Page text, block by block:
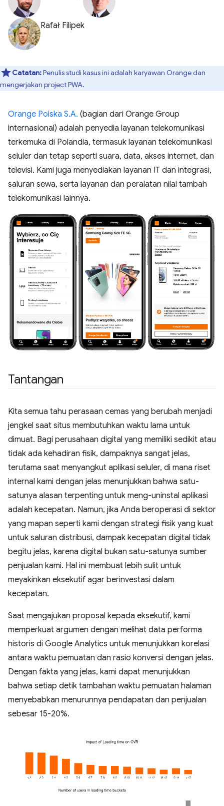
Rafał Filipek
Catatan:Penulis studi kasus ini adalah karyawan Orange dan
mengerjakan project PWA.
Orange Polska S.A. (bagian dari Orange Group
internasional) adalah penyedia layanan telekomunikasi
terkemuka di Polandia, termasuk layanan telekomunikasi
seluler dan tetap seperti suara, data, akses internet, dan
televisi. Kami juga menyediakan layanan IT dan integrasi,
saluran sewa, serta layanan dan peralatan nilai tambah
telekomunikasi lainnya.
Tantangan
Kita semua tahu perasaan cemas yang berubah menjadi
jengkel saat situs membutuhkan waktu lama untuk
dimuat. Bagi perusahaan digital yang memiliki sedikit atau
tidak ada kehadiran fisik, dampaknya sangat jelas,
terutama saat menyangkut aplikasi seluler, di mana riset
internal kami dengan jelas menunjukkan bahwa satu-
satunya alasan terpenting untuk meng-uninstal aplikasi
adalah kecepatan. Namun, jika Anda beroperasi di sektor
yang mapan seperti kami dengan strategi fisik yang kuat
untuk saluran distribusi, dampak kecepatan digital tidak
begitu jelas, karena digital bukan satu-satunya sumber
penjualan kami. Hal ini membuat lebih sulit untuk
meyakinkan eksekutif agar berinvestasi dalam
kecepatan.
Saat mengajukan proposal kepada eksekutif, kami
memperkuat argumen dengan melihat data performa
historis di Google Analytics untuk menunjukkan korelasi
antara waktu pemuatan dan rasio konversi dengan jelas.
Dengan fakta yang jelas, kami dapat menunjukkan
bahwa setiap detik tambahan waktu pemuatan halaman
menyebabkan menurunnya pendapatan dan penjualan
sebesar 15-20%.